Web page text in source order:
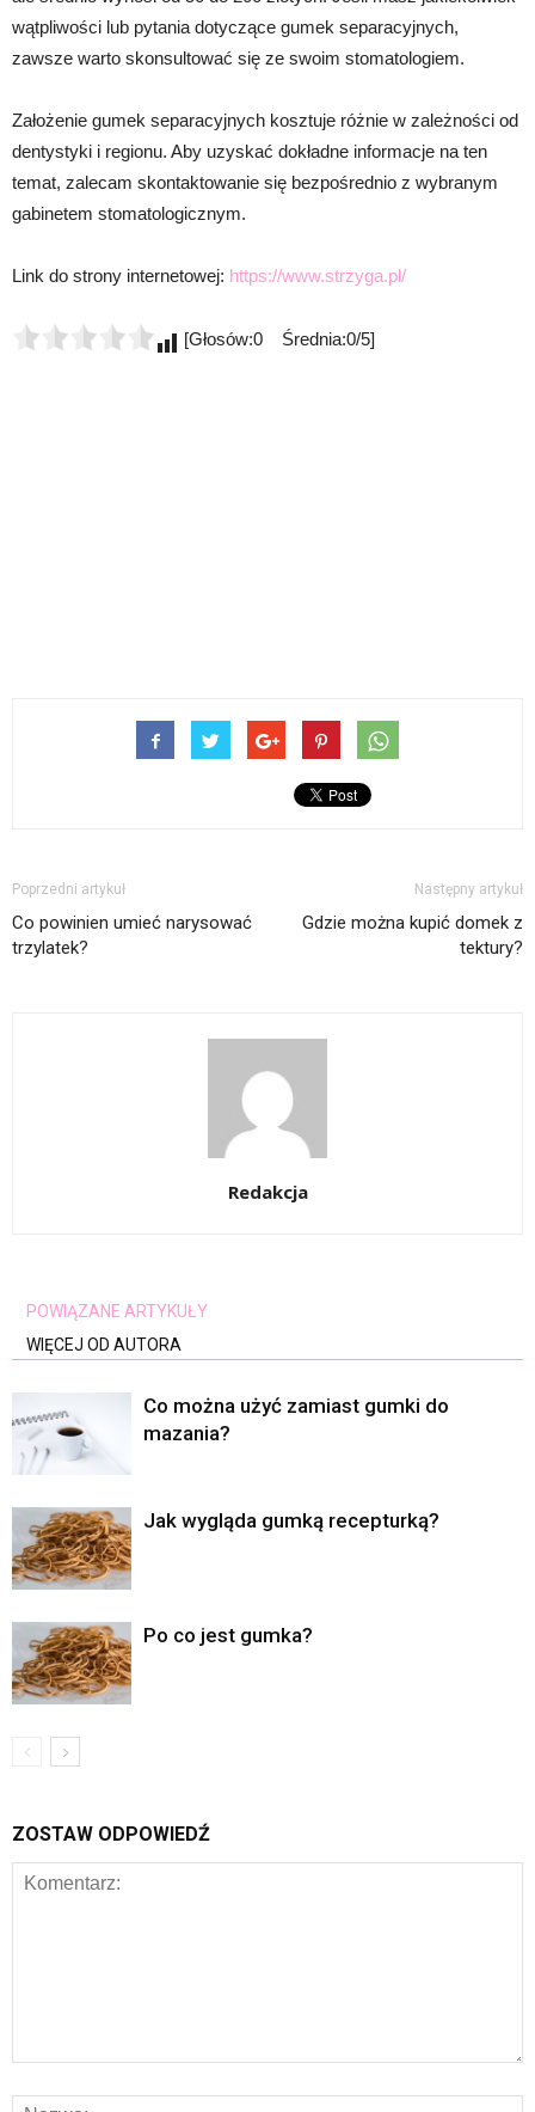
wątpliwości lub pytania dotyczące gumek separacyjnych,
zawsze warto skonsultować się ze swoim stomatologiem.
Założenie gumek separacyjnych kosztuje różnie w zależności od
dentystyki i regionu. Aby uzyskać dokładne informacje na ten
temat, zalecam skontaktowanie się bezpośrednio z wybranym
gabinetem stomatologicznym.
Link do strony internetowej: https://www.strzyga.pl/
[Głosów:0 Średnia:0/5]
Poprzedni artykuł
Co powinien umieć narysować
trzylatek?
Następny artykuł
Gdzie można kupić domek z
tektury?
Redakcja
POWIĄZANE ARTYKUŁY
WIĘCEJ OD AUTORA
Co można użyć zamiast gumki do
mazania?
Jak wygląda gumką recepturką?
Po co jest gumka?
ZOSTAW ODPOWIEDŹ